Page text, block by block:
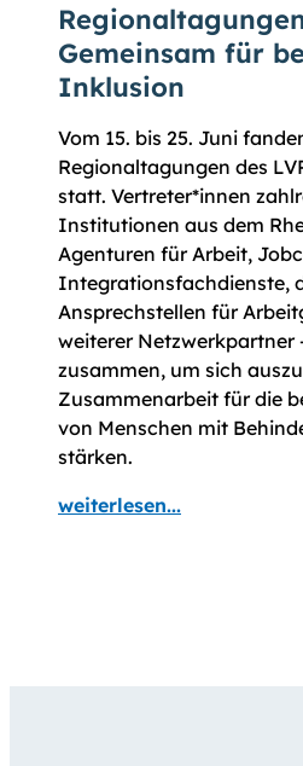
Gemeinsam für
Inklusion
Vom 15. bis 25. Juni
Regionaltagungen des
statt. Vertreter*innen
Institutionen aus dem
Agenturen für Arbeit,
Integrationsfachdienste,
Ansprechstellen für
weiterer Netzwerkpartner
zusammen, um sich
Zusammenarbeit für die
von Menschen mit
stärken.
weiterlesen...